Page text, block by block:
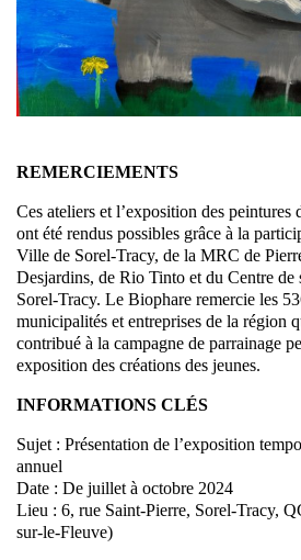
REMERCIEMENTS
Ces ateliers et l’exposition des peintures
ont été rendus possibles grâce à la
Ville de Sorel-Tracy, de la MRC de
Desjardins, de Rio Tinto et du Centre de
Sorel-Tracy. Le Biophare remercie les
municipalités et entreprises de la région
contribué à la campagne de parrainage
exposition des créations des jeunes.
INFORMATIONS CLÉS
Sujet : Présentation de l’exposition
annuel
Date : De juillet à octobre 2024
Lieu : 6, rue Saint-Pierre, Sorel-Tracy,
sur-le-Fleuve)